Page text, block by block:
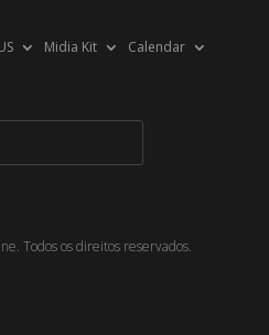
Midia Kit Calendar
Todos os direitos reservados.